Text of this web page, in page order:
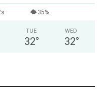
35%
TUE
32°
WED
32°